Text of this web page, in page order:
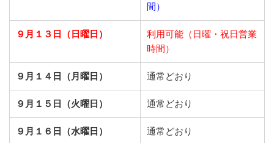
間）
９月１３日（日曜日）
利用可能（日曜・祝日営業
時間）
９月１４日（月曜日） 通常どおり
９月１５日（火曜日） 通常どおり
９月１６日（水曜日） 通常どおり